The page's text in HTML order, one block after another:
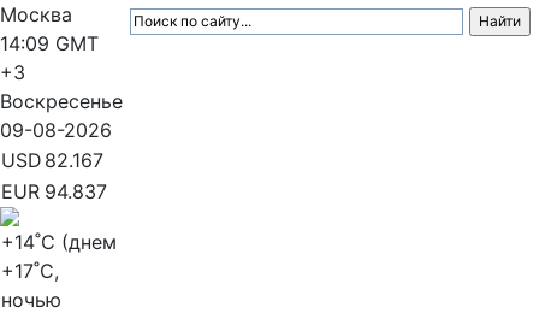
Москва
14:09 GMT
+3
Воскресенье
09-08-2026
USD 82.167
EUR 94.837
+14˚C (днем
+17˚C,
ночью